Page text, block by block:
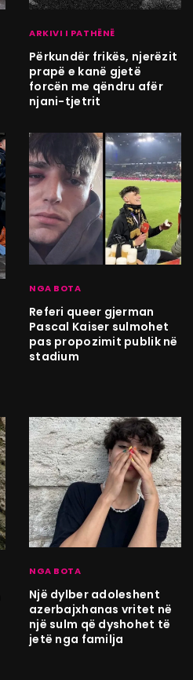
ARKIVI I PATHËNË
Përkundër frikës, njerëzit
prapë e kanë gjetë
forcën me qëndru afër
njani-tjetrit
NGA BOTA
Referi queer gjerman
Pascal Kaiser sulmohet
pas propozimit publik në
stadium
NGA BOTA
Një dylber adoleshent
azerbajxhanas vritet në
një sulm që dyshohet të
jetë nga familja